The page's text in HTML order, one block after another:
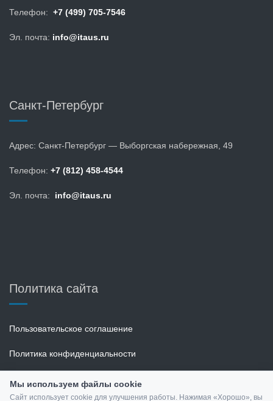
Телефон: +7 (499) 705-7546
Эл. почта: info@itaus.ru
Санкт-Петербург
Адрес: Санкт-Петербург — Выборгская набережная, 49
Телефон: +7 (812) 458-4544
Эл. почта: info@itaus.ru
Политика сайта
Пользовательское соглашение
Политика конфиденциальности
Мы используем файлы cookie
Сайт использует cookie для улучшения работы. Нажимая «Хорошо», вы